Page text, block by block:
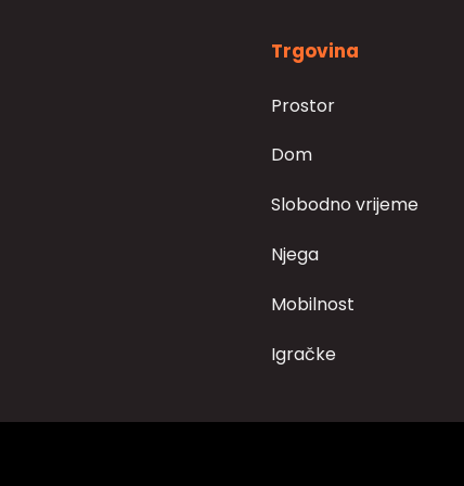
Trgovina
Prostor
Dom
Slobodno vrijeme
Njega
Mobilnost
Igračke